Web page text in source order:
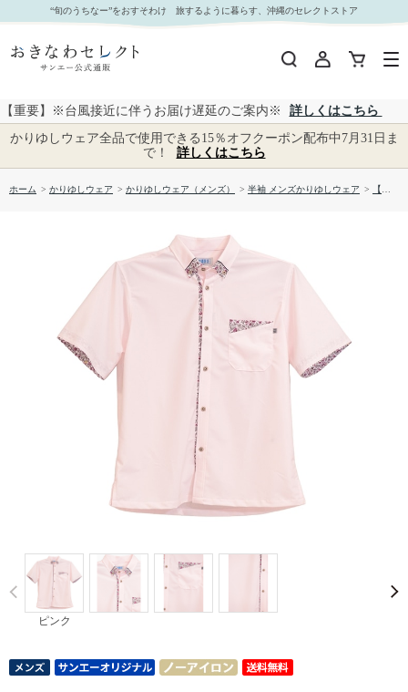
【送料無料】両衿先はみ出し入り柄 （レギュラー）かりゆしウェア P-SAT1811｜おきなわセレ
クト サンエー公式通販
“旬のうちなー”をおすそわけ 旅するように暮らす、沖縄のセレクトストア
【重要】※台風接近に伴うお届け遅延のご案内※
詳しくはこちら
かりゆしウェア全品で使用できる15％オフクーポン配布中7月31日ま
で！
詳しくはこちら
ホーム > かりゆしウェア > かりゆしウェア（メンズ） > 半袖 メンズかりゆしウェア > 【送料無料】両衿先はみ出し入り柄 （レギュラー）かりゆしウェア P-SAT1811
ピンク
Prev